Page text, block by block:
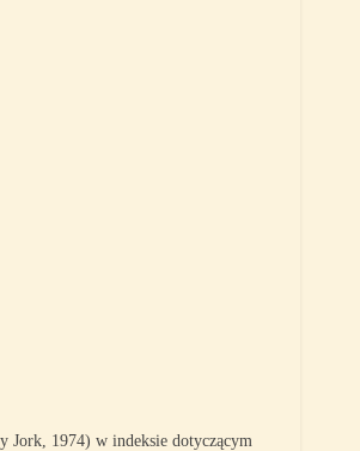
Jork, 1974) w indeksie dotyczącym